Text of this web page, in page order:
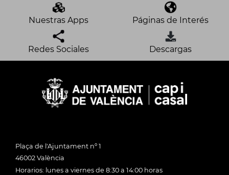
Nuestras Apps Páginas de Interés
Redes Sociales Descargas
Plaça de l'Ajuntament nº 1
46002 València
Horarios: lunes a viernes de 8:30 a 14:00 horas